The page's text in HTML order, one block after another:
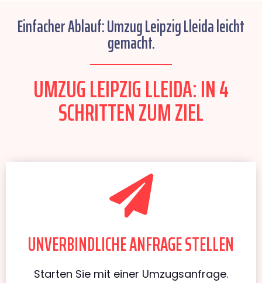
Einfacher Ablauf: Umzug Leipzig Lleida leicht
gemacht.
UMZUG LEIPZIG LLEIDA: IN 4
SCHRITTEN ZUM ZIEL
UNVERBINDLICHE ANFRAGE STELLEN
Starten Sie mit einer Umzugsanfrage.